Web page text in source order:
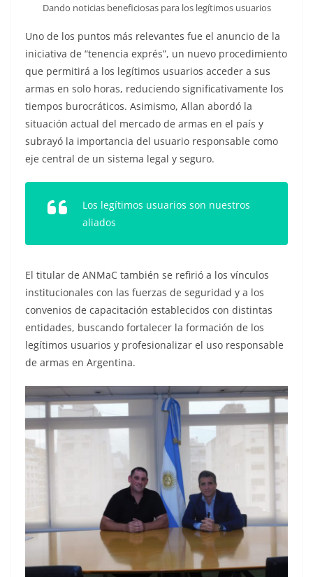
Dando noticias beneficiosas para los legítimos usuarios
Uno de los puntos más relevantes fue el anuncio de la
iniciativa de “tenencia exprés”, un nuevo procedimiento
que permitirá a los legítimos usuarios acceder a sus
armas en solo horas, reduciendo significativamente los
tiempos burocráticos. Asimismo, Allan abordó la
situación actual del mercado de armas en el país y
subrayó la importancia del usuario responsable como
eje central de un sistema legal y seguro.
Los legítimos usuarios son nuestros
aliados
El titular de ANMaC también se refirió a los vínculos
institucionales con las fuerzas de seguridad y a los
convenios de capacitación establecidos con distintas
entidades, buscando fortalecer la formación de los
legítimos usuarios y profesionalizar el uso responsable
de armas en Argentina.